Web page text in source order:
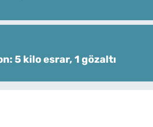
5 kilo esrar, 1 gözaltı